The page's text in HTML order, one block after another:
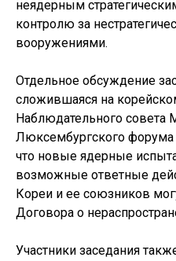
неядерным
контролю за
вооружениями.
Отдельное обсуждение
сложившаяся на
Наблюдательного совета
Люксембургского
что новые ядерные
возможные ответные
Кореи и ее союзников
Договора о
Участники заседания